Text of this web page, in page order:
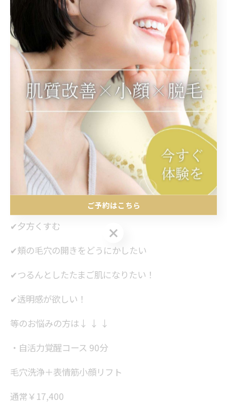
✔どんよりお疲れ顔を早く改善したい！
等のお悩みの方は↓ ↓ ↓
・小顔矯正＋表情筋小顔リフト
強力引き上げ３D小顔矯正コース 120分
通常￥24,700
初回￥12,800
✔キュッと引き締めて小顔になりたい♡
✔ファンデーションが毛穴に落ちる
✔夕方くすむ
✔頬の毛穴の開きをどうにかしたい
✔つるんとしたたまご肌になりたい！
✔透明感が欲しい！
等のお悩みの方は↓ ↓ ↓
・自活力覚醒コース 90分
毛穴洗浄＋表情筋小顔リフト
通常￥17,400
ご予約はこちら
ご予約はこちら